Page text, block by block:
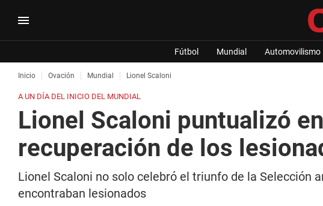
Fútbol Mundial Automovilismo
Inicio Ovación Mundial Lionel Scaloni
A UN DÍA DEL INICIO DEL MUNDIAL
Lionel Scaloni puntualizó
recuperación de los
Lionel Scaloni no solo celebró el triunfo de la
encontraban lesionados